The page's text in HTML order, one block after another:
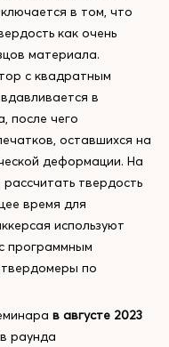
в том, что
как очень
материала.
с квадратным
в
после чего
оставшихся на
деформации. На
твердость
время для
используют
программным
по
в августе 2023
раунда